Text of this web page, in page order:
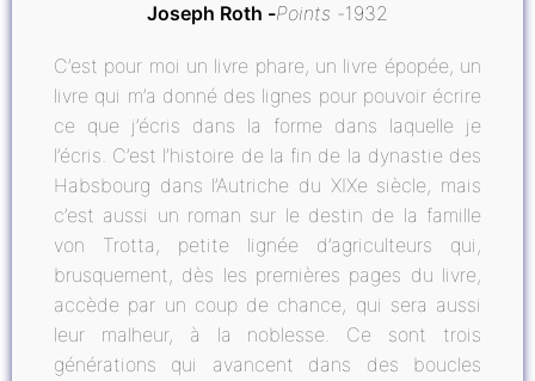
Joseph Roth Points 1932
C’est pour moi un livre phare, un livre épopée, un
livre qui m’a donné des lignes pour pouvoir écrire
ce que j’écris dans la forme dans laquelle je
l’écris. C’est l’histoire de la fin de la dynastie des
Habsbourg dans l’Autriche du XIXe siècle, mais
c’est aussi un roman sur le destin de la famille
von Trotta, petite lignée d’agriculteurs qui,
brusquement, dès les premières pages du livre,
accède par un coup de chance, qui sera aussi
leur malheur, à la noblesse. Ce sont trois
générations qui avancent dans des boucles